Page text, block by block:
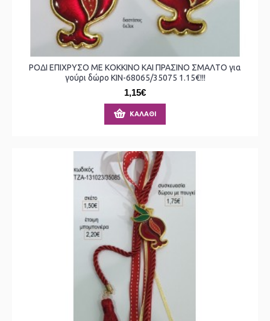
ΡΟΔΙ ΕΠΙΧΡΥΣΟ ΜΕ ΚΟΚΚΙΝΟ ΚΑΙ ΠΡΑΣΙΝΟ ΣΜΑΛΤΟ για
γούρι δώρο ΚΙΝ-68065/35075 1.15€!!!
1,15€
ΚΑΛΆΘΙ